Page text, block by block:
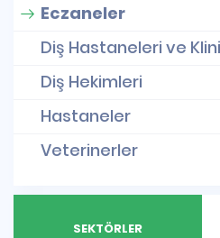
Eczaneler
Diş Hastaneleri ve
Diş Hekimleri
Hastaneler
Veterinerler
SEKTÖRLER